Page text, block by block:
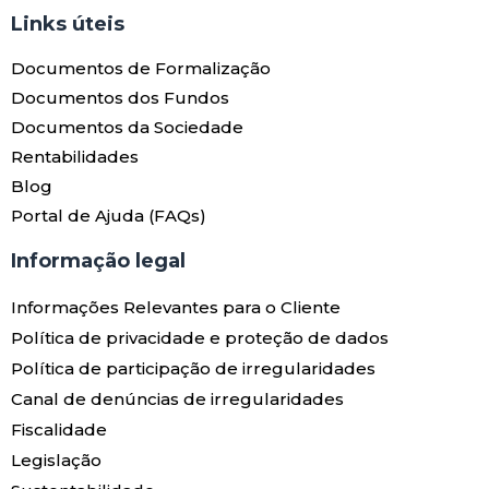
Links úteis​
Documentos de Formalização
Documentos dos Fundos
Documentos da Sociedade
Rentabilidades
Blog
Portal de Ajuda (FAQs)
Informação legal
Informações Relevantes para o Cliente
Política de privacidade e proteção de dados
Política de participação de irregularidades
Canal de denúncias de irregularidades
Fiscalidade
Legislação